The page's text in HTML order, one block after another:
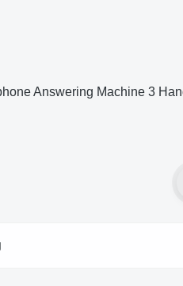
Answering Machine 3